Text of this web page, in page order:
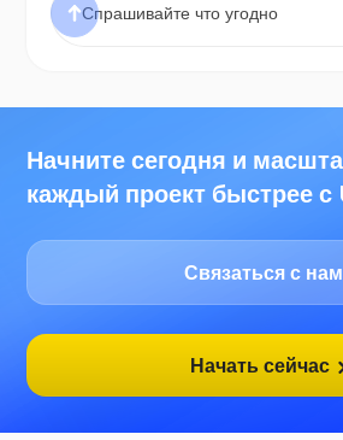
Начните сегодня и
каждый проект быстрее с
Связаться с
Начать сейчас